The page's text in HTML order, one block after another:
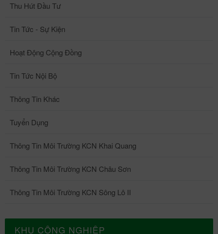
Thu Hút Đầu Tư
Tin Tức - Sự Kiện
Hoạt Động Cộng Đồng
Tin Tức Nội Bộ
Thông Tin Khác
Tuyển Dụng
Thông Tin Môi Trường KCN Khai Quang
Thông Tin Môi Trường KCN Châu Sơn
Thông Tin Môi Trường KCN Sông Lô II
KHU CÔNG NGHIỆP